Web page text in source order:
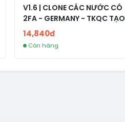
V1.6 | CLONE CÁC NƯỚC CÓ
2FA - GERMANY - TKQC TẠO
TRÊN 3 NGÀY - LIVE ADS -
fviainboxes.com - CLONE
NEW KHÔNG BẢO HÀNH
14,840đ
Còn hàng